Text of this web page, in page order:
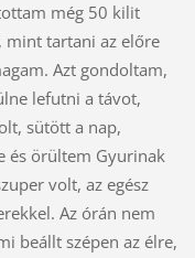
még 50 kilit
mint tartani az előre
Azt gondoltam,
lefutni a távot,
sütött a nap,
és örültem Gyurinak
volt, az egész
Az órán nem
beállt szépen az élre,